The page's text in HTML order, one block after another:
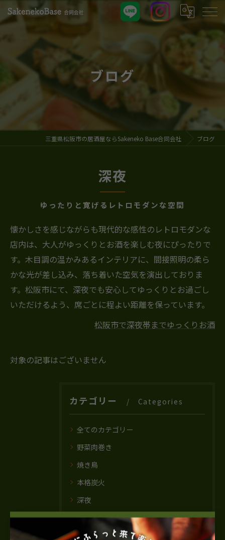
ブログ
三重県松阪市の居酒屋ならSakeneko Base合同会社 ブログ
深夜
ゆったりと寛げるレトロモダンな空間
懐かしさを感じながらも現代的な感性のレトロモダンな
店内は、大人がゆっくりとお酒を楽しむ夜にぴったりで
す。木目調の温かみあるインテリアに、間接照明の柔ら
かな光が差し込み、落ち着いた空気を演出しておりま
す。松阪市にて、深夜でも安心してゆっくりとお過ごし
いただけるよう、席ごとに程よい距離を保っています。
松阪市で深夜帯までゆっくりお酒
対象の記事はございません
カテゴリー Categories
全てのカテゴリー
野菜肉巻き
焼き鳥
本格炭火
深夜
大人